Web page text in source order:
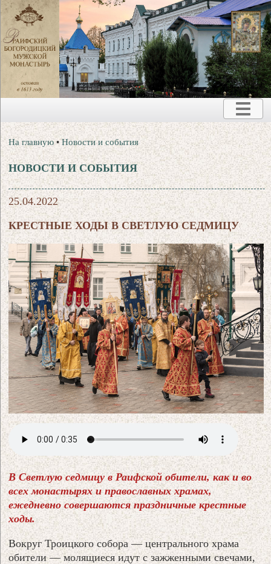
На главную •Новости и события
НОВОСТИ И СОБЫТИЯ
25.04.2022
КРЕСТНЫЕ ХОДЫ В СВЕТЛУЮ СЕДМИЦУ
В Светлую седмицу в Раифской обители, как и во
всех монастырях и православных храмах,
ежедневно совершаются праздничные крестные
ходы.
Вокруг Троицкого собора — центрального храма
обители — молящиеся идут с зажженными свечами,